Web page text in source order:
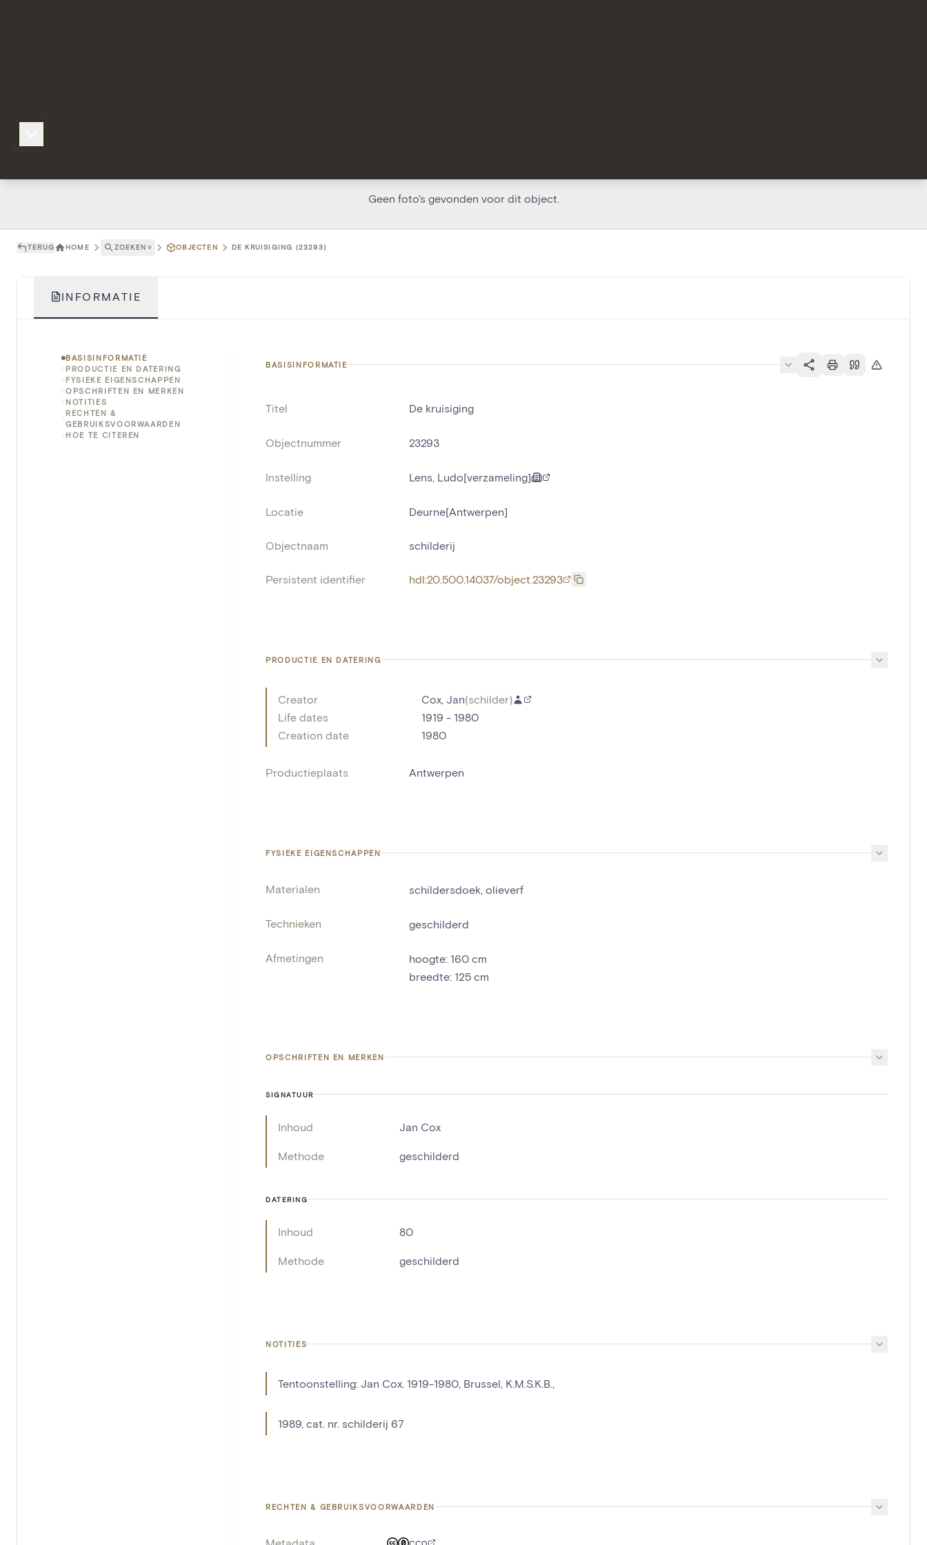
Geen foto's gevonden voor dit object.
TERUG HOME ZOEKEN ˅ OBJECTEN DE KRUISIGING (23293)
INFORMATIE
BASISINFORMATIE
PRODUCTIE EN DATERING
FYSIEKE EIGENSCHAPPEN
OPSCHRIFTEN EN MERKEN
NOTITIES
RECHTEN &
GEBRUIKSVOORWAARDEN
HOE TE CITEREN
BASISINFORMATIE
Titel De kruisiging
Objectnummer 23293
Instelling Lens, Ludo[verzameling]
Locatie Deurne[Antwerpen]
Objectnaam schilderij
Persistent identifier hdl:20.500.14037/object.23293
PRODUCTIE EN DATERING
Creator Cox, Jan(schilder)
Life dates
1919 - 1980
Creation date
1980
Productieplaats Antwerpen
FYSIEKE EIGENSCHAPPEN
Materialen schildersdoek, olieverf
Technieken geschilderd
Afmetingen hoogte: 160 cm
breedte: 125 cm
OPSCHRIFTEN EN MERKEN
SIGNATUUR
Inhoud Jan Cox
Methode geschilderd
DATERING
Inhoud 80
Methode geschilderd
NOTITIES
Tentoonstelling: Jan Cox. 1919-1980, Brussel, K.M.S.K.B.,
1989, cat. nr. schilderij 67
RECHTEN & GEBRUIKSVOORWAARDEN
CC0